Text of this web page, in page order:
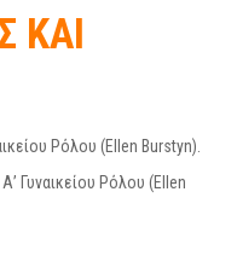
ΚΑΙ
Ρόλου (Ellen Burstyn).
Γυναικείου Ρόλου (Ellen